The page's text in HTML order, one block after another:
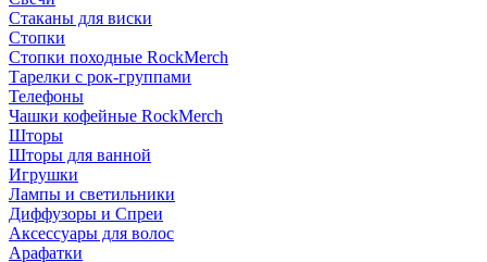
Стаканы для виски
Стопки
Стопки походные RockMerch
Тарелки с рок-группами
Телефоны
Чашки кофейные RockMerch
Шторы
Шторы для ванной
Игрушки
Лампы и светильники
Диффузоры и Спреи
Аксессуары для волос
Арафатки